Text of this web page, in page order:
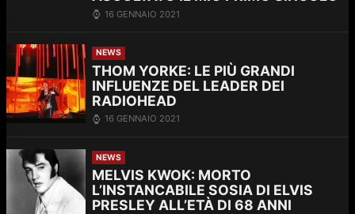
16 GENNAIO 2021
NEWS
THOM YORKE: LE PIÙ GRANDI
INFLUENZE DEL LEADER DEI
RADIOHEAD
16 GENNAIO 2021
NEWS
MELVIS KWOK: MORTO
L’INSTANCABILE SOSIA DI ELVIS
PRESLEY ALL’ETÀ DI 68 ANNI